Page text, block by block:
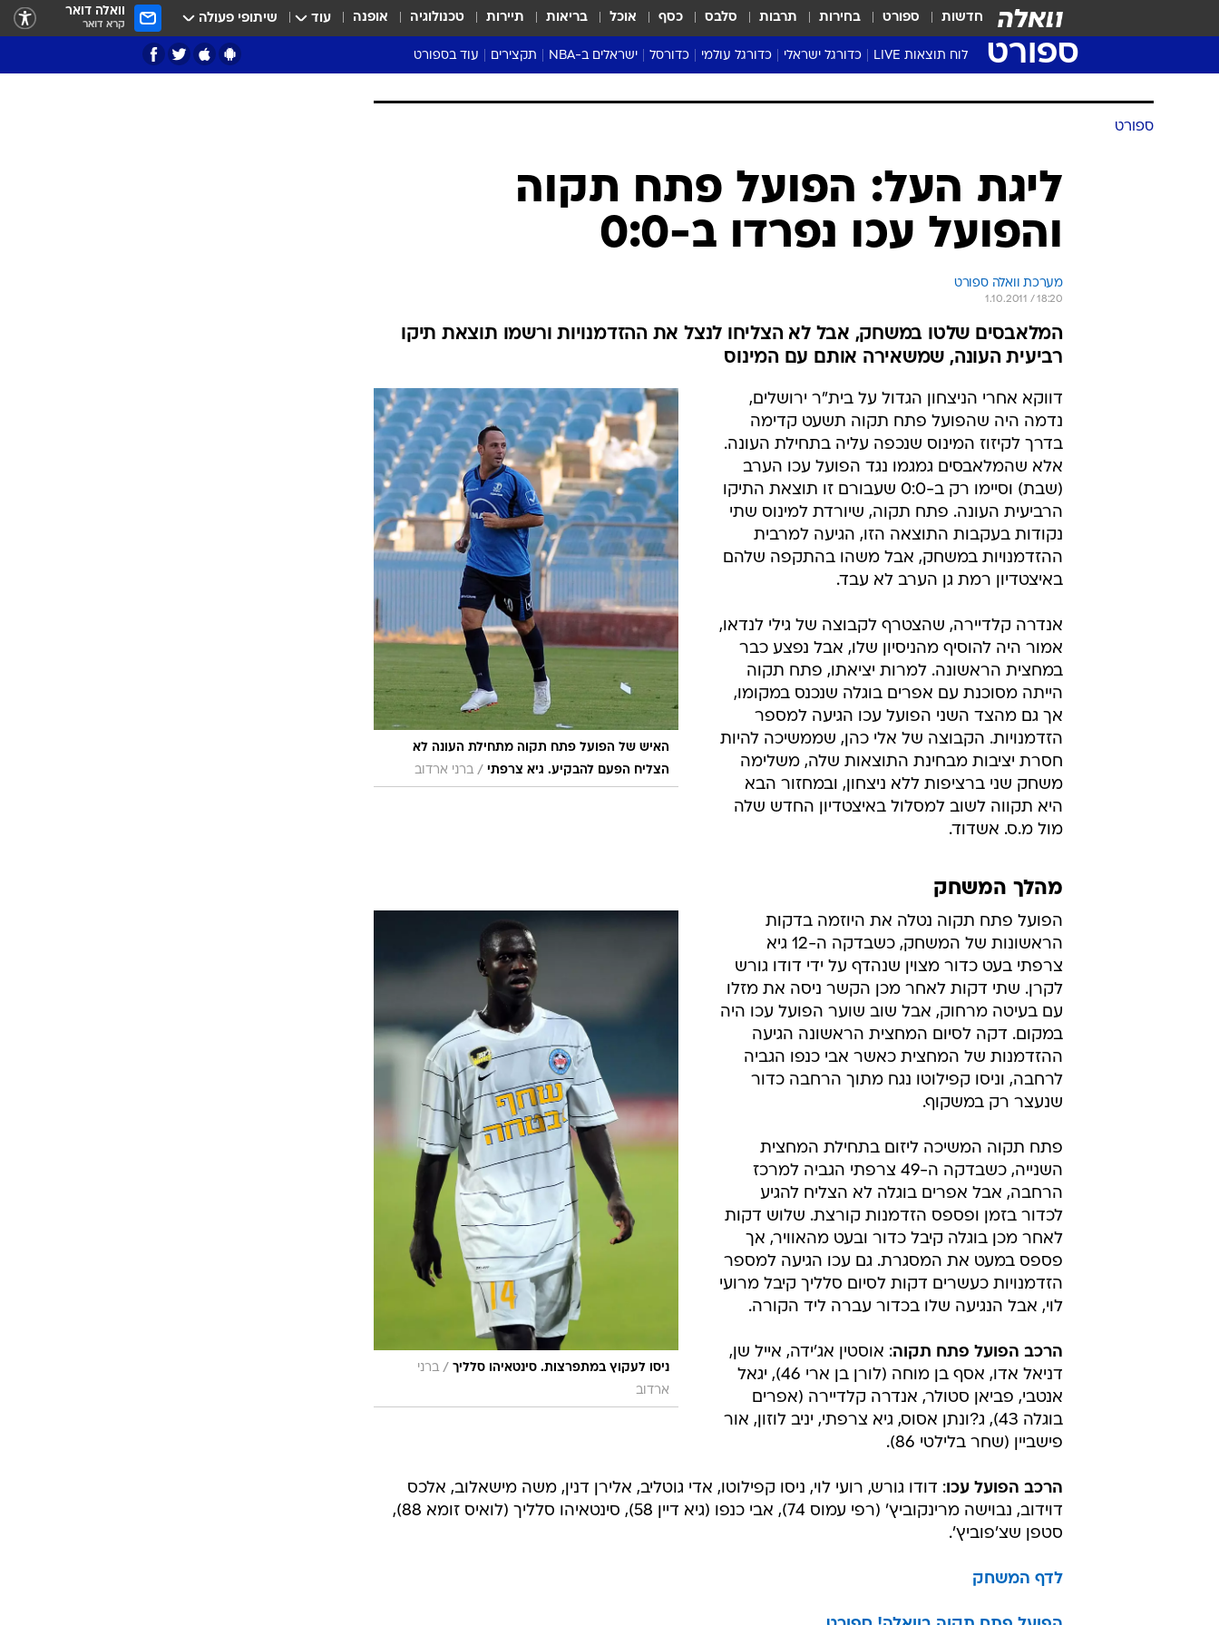
חדשות ספורט בחירות תרבות סלבס כסף אוכל בריאות תיירות טכנולוגיה אופנה עוד שיתופי פעולה וואלה דואר
קרא דואר
ספורט לוח תוצאות LIVE כדורגל ישראלי
שגרירים
נבחרות ישראל
ליגה לאומית
כדורגל עולמי
ליגה גרמנית
ליגה צרפתית
ליגת האלופות
הליגה האירופית
כדורסל
נבחרות ישראל בכדורסל
כדורסל נשים
ישראלים ב-NBA תקצירים עוד בספורט
טראש טוק
פוקר
ענפים נוספים
לוח שידורים
החידה של ספורט1
ארכיון מדורים
כתבו לנו
ספורט
ליגת העל: הפועל פתח תקוה
והפועל עכו נפרדו ב-0:0
מערכת וואלה ספורט
1.10.2011 / 18:20
המלאבסים שלטו במשחק, אבל לא הצליחו לנצל את ההזדמנויות ורשמו תוצאת תיקו
רביעית העונה, שמשאירה אותם עם המינוס
האיש של הפועל פתח תקוה מתחילת העונה לא
הצליח הפעם להבקיע. גיא צרפתי / ברני ארדוב
דווקא אחרי הניצחון הגדול על בית"ר ירושלים,
נדמה היה שהפועל פתח תקוה תשעט קדימה
בדרך לקיזוז המינוס שנכפה עליה בתחילת העונה.
אלא שהמלאבסים גמגמו נגד הפועל עכו הערב
(שבת) וסיימו רק ב-0:0 שעבורם זו תוצאת התיקו
הרביעית העונה. פתח תקוה, שיורדת למינוס שתי
נקודות בעקבות התוצאה הזו, הגיעה למרבית
ההזדמנויות במשחק, אבל משהו בהתקפה שלהם
באיצטדיון רמת גן הערב לא עבד.
אנדרה קלדיירה, שהצטרף לקבוצה של גילי לנדאו,
אמור היה להוסיף מהניסיון שלו, אבל נפצע כבר
במחצית הראשונה. למרות יציאתו, פתח תקוה
הייתה מסוכנת עם אפרים בוגלה שנכנס במקומו,
אך גם מהצד השני הפועל עכו הגיעה למספר
הזדמנויות. הקבוצה של אלי כהן, שממשיכה להיות
חסרת יציבות מבחינת התוצאות שלה, משלימה
משחק שני ברציפות ללא ניצחון, ובמחזור הבא
היא תקווה לשוב למסלול באיצטדיון החדש שלה
מול מ.ס. אשדוד.
מהלך המשחק
ניסו לעקוץ במתפרצות. סינטאיהו סלליך / ברני
ארדוב
הפועל פתח תקוה נטלה את היוזמה בדקות
הראשונות של המשחק, כשבדקה ה-12 גיא
צרפתי בעט כדור מצוין שנהדף על ידי דודו גורש
לקרן. שתי דקות לאחר מכן הקשר ניסה את מזלו
עם בעיטה מרחוק, אבל שוב שוער הפועל עכו היה
במקום. דקה לסיום המחצית הראשונה הגיעה
ההזדמנות של המחצית כאשר אבי כנפו הגביה
לרחבה, וניסו קפילוטו נגח מתוך הרחבה כדור
שנעצר רק במשקוף.
פתח תקוה המשיכה ליזום בתחילת המחצית
השנייה, כשבדקה ה-49 צרפתי הגביה למרכז
הרחבה, אבל אפרים בוגלה לא הצליח להגיע
לכדור בזמן ופספס הזדמנות קורצת. שלוש דקות
לאחר מכן בוגלה קיבל כדור ובעט מהאוויר, אך
פספס במעט את המסגרת. גם עכו הגיעה למספר
הזדמנויות כעשרים דקות לסיום סלליך קיבל מרועי
לוי, אבל הנגיעה שלו בכדור עברה ליד הקורה.
הרכב הפועל פתח תקוה: אוסטין אג'ידה, אייל שן,
דניאל אדו, אסף בן מוחה (לורן בן ארי 46), יגאל
אנטבי, פביאן סטולר, אנדרה קלדיירה (אפרים
בוגלה 43), ג?ונתן אסוס, גיא צרפתי, יניב לוזון, אור
פישביין (שחר בלילטי 86).
הרכב הפועל עכו: דודו גורש, רועי לוי, ניסו קפילוטו, אדי גוטליב, אלירן דנין, משה מישאלוב, אלכס
דוידוב, נבוישה מרינקוביץ' (רפי עמוס 74), אבי כנפו (גיא דיין 58), סינטאיהו סלליך (לואיס זומא 88),
סטפן שצ'פוביץ'.
לדף המשחק